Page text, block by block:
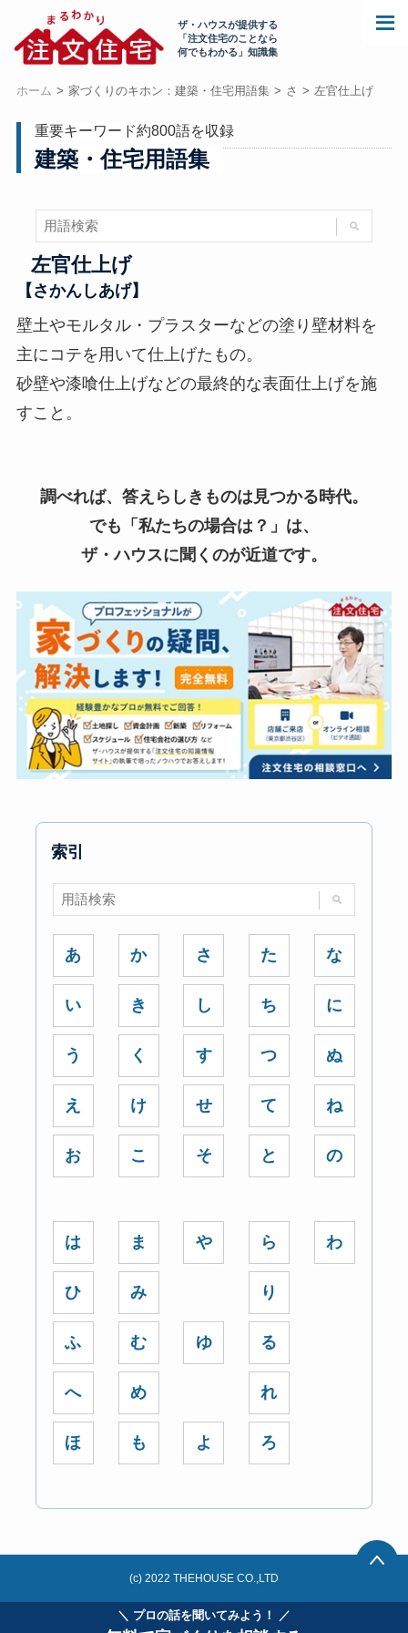
＼ プロの話を聞いてみよう！ ／
ザ・ハウスが提供する
「注文住宅のことなら
何でもわかる」知識集
ホーム 家づくりのキホン：建築・住宅用語集 さ 左官仕上げ
重要キーワード約800語を収録
建築・住宅用語集
左官仕上げ
【さかんしあげ】
壁土やモルタル・プラスターなどの塗り壁材料を
主にコテを用いて仕上げたもの。
砂壁や漆喰仕上げなどの最終的な表面仕上げを施
すこと。
調べれば、答えらしきものは見つかる時代。
でも「私たちの場合は？」は、
ザ・ハウスに聞くのが近道です。
索引
あ
い
う
え
お
か
き
く
け
こ
さ
し
す
せ
そ
た
ち
つ
て
と
な
に
ぬ
ね
の
は
ひ
ふ
へ
ほ
ま
み
む
め
も
や
ゆ
よ
ら
り
る
れ
ろ
わ
(c) 2022 THEHOUSE CO.,LTD